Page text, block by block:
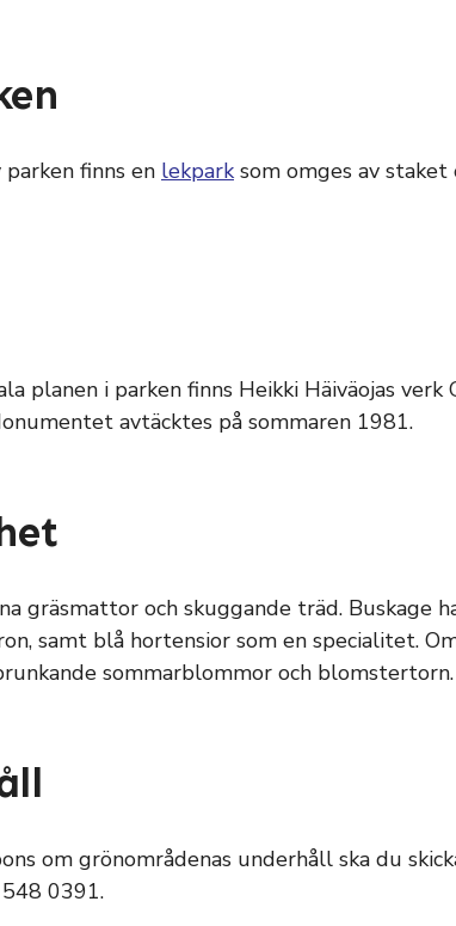
finns en lekpark som omges av
planen i parken finns Heikki Häiväojas
avtäcktes på sommaren 1981.
gräsmattor och skuggande träd. Buskage
samt blå hortensior som en specialitet.
sommarblommor och blomstertorn.
om grönområdenas underhåll ska du
0391.